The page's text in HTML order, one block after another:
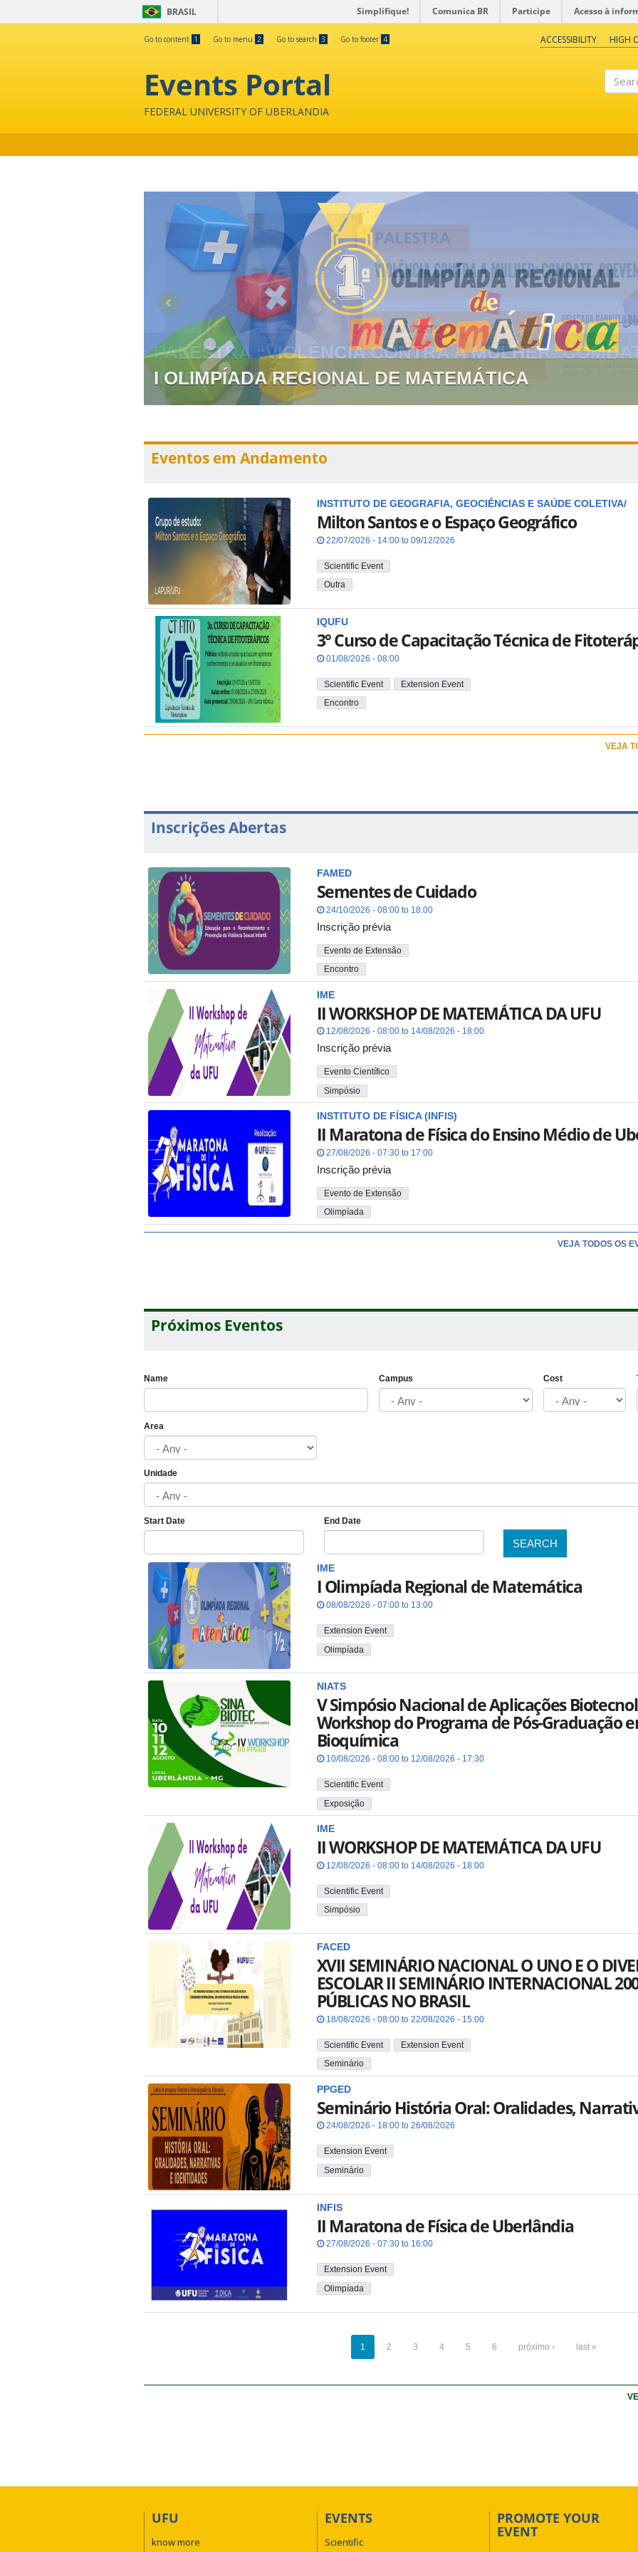
BRASIL Simplifique! Comunica BR Participe Acesso à
Go to content 1 Go to menu 2 Go to search 3 Go to footer 4 ACCESSIBILITY HIGH
Events Portal
FEDERAL UNIVERSITY OF UBERLANDIA
I OLIMPÍADA REGIONAL DE MATEMÁTICA
Eventos em Andamento
INSTITUTO DE GEOGRAFIA, GEOCIÊNCIAS E SAÚDE COLETIVA/
Milton Santos e o Espaço Geográfico
22/07/2026 - 14:00 to 09/12/2026
Scientific Event
Outra
IQUFU
3° Curso de Capacitação Técnica de
01/08/2026 - 08:00
Scientific Event
Extension Event
Encontro
VEJA
Inscrições Abertas
FAMED
Sementes de Cuidado
24/10/2026 - 08:00 to 18:00
Inscrição prévia
Evento de Extensão
Encontro
IME
II WORKSHOP DE MATEMÁTICA DA UFU
12/08/2026 - 08:00 to 14/08/2026 - 18:00
Inscrição prévia
Evento Científico
Simpósio
INSTITUTO DE FÍSICA (INFIS)
II Maratona de Física do Ensino Médio de
27/08/2026 - 07:30 to 17:00
Inscrição prévia
Evento de Extensão
Olimpíada
VEJA TODOS OS
Próximos Eventos
Name Campus Cost
Area
Unidade
Start Date
Date
End Date
SEARCH
IME
I Olimpíada Regional de Matemática
08/08/2026 - 07:00 to 13:00
Extension Event
Olimpíada
NIATS
V Simpósio Nacional de Aplicações
Workshop do Programa de Pós-Graduação
Bioquímica
10/08/2026 - 08:00 to 12/08/2026 - 17:30
Scientific Event
Exposição
IME
II WORKSHOP DE MATEMÁTICA DA UFU
12/08/2026 - 08:00 to 14/08/2026 - 18:00
Scientific Event
Simpósio
FACED
XVII SEMINÁRIO NACIONAL O UNO E O
ESCOLAR II SEMINÁRIO INTERNACIONAL
PÚBLICAS NO BRASIL
18/08/2026 - 08:00 to 22/08/2026 - 15:00
Scientific Event
Extension Event
Seminário
PPGED
Seminário História Oral: Oralidades,
24/08/2026 - 18:00 to 26/08/2026
Extension Event
Seminário
INFIS
II Maratona de Física de Uberlândia
27/08/2026 - 07:30 to 16:00
Extension Event
Olimpíada
1 2 3 4 5 6 próximo › last »
UFU
know more
EVENTS
Scientific
PROMOTE YOUR
EVENT